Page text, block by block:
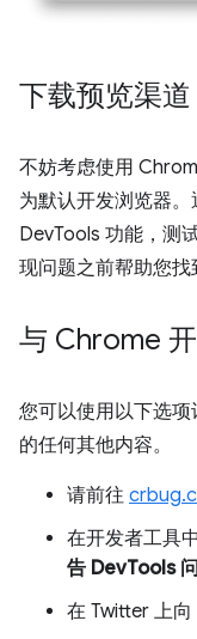
下载预览渠道
不妨考虑使用
为默认开发浏览器
DevTools 功能，测
现问题之前帮助您找
与 Chrome
您可以使用以下选
的任何其他内容。
请前往
在开发者工具
告 DevTools
在 Twitter 上向